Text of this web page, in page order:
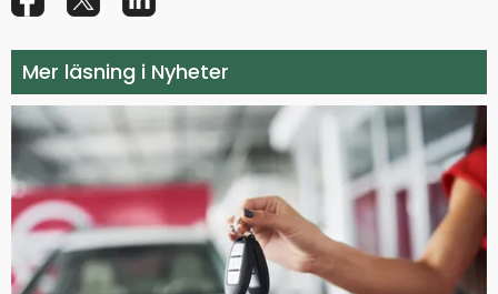
Mer läsning i Nyheter